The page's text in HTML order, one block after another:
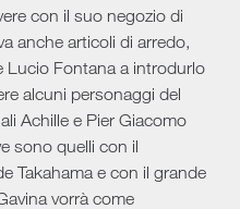
con il suo negozio di
anche articoli di arredo,
Lucio Fontana a introdurlo
alcuni personaggi del
Achille e Pier Giacomo
sono quelli con il
Takahama e con il grande
vorrà come